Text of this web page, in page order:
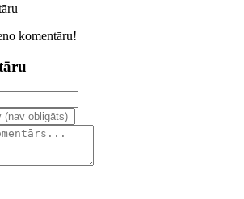
komentāru!